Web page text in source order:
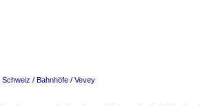
Schweiz / Bahnhöfe / Vevey